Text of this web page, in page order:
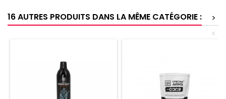
16 AUTRES PRODUITS DANS LA MÊME CATÉGORIE :
>
<